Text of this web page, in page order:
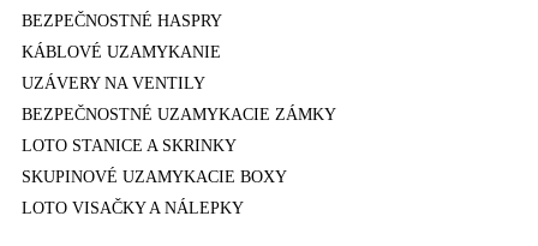
BEZPEČNOSTNÉ HASPRY
KÁBLOVÉ UZAMYKANIE
UZÁVERY NA VENTILY
BEZPEČNOSTNÉ UZAMYKACIE ZÁMKY
LOTO STANICE A SKRINKY
SKUPINOVÉ UZAMYKACIE BOXY
LOTO VISAČKY A NÁLEPKY